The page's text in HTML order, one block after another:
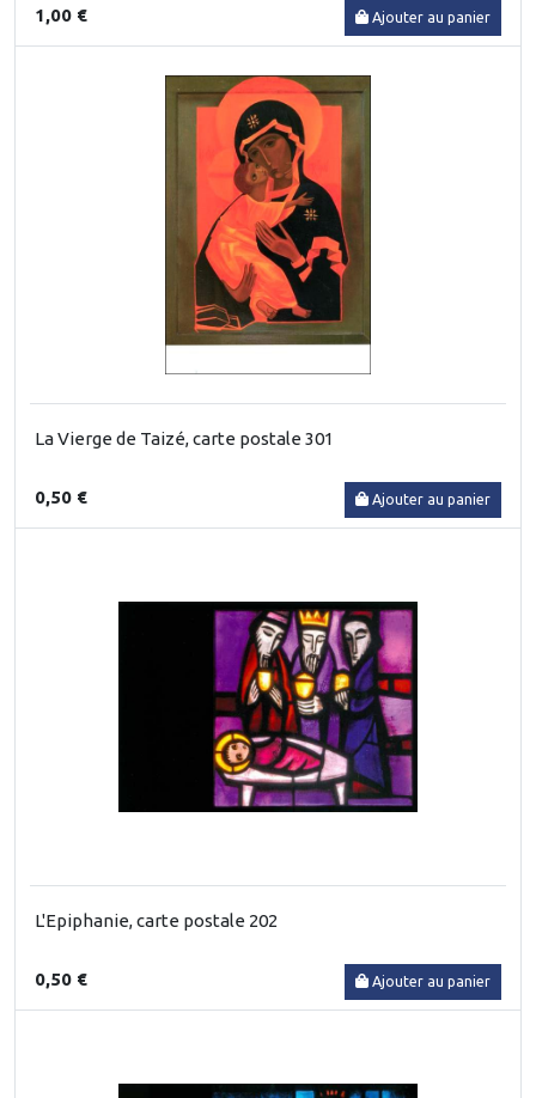
1,00 € Ajouter au panier
La Vierge de Taizé, carte postale 301
0,50 € Ajouter au panier
L'Epiphanie, carte postale 202
0,50 € Ajouter au panier